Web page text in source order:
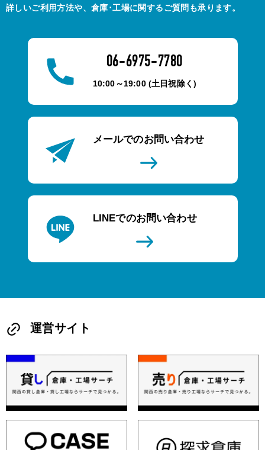
詳しいご利用方法や、倉庫･工場に関するご質問も承ります。
06-6975-7780
10:00～19:00 (土日祝除く)
メールでのお問い合わせ
LINEでのお問い合わせ
運営サイト